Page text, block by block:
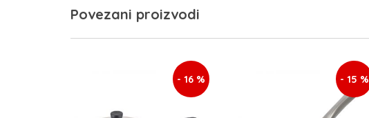
Povezani proizvodi
- 16 % - 15 %